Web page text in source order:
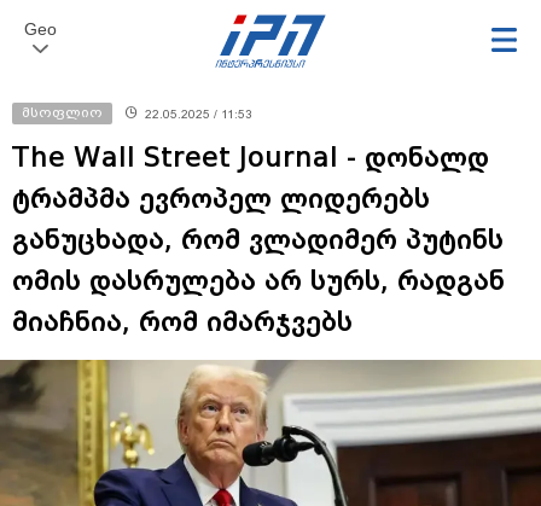
Geo
მსოფლიო 22.05.2025 / 11:53
The Wall Street Journal - დონალდ
ტრამპმა ევროპელ ლიდერებს
განუცხადა, რომ ვლადიმერ პუტინს
ომის დასრულება არ სურს, რადგან
მიაჩნია, რომ იმარჯვებს